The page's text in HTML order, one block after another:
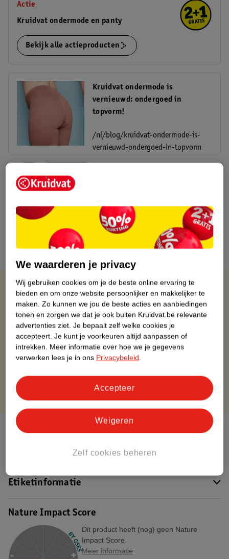
Actie
Kruidvat ondermode en panty
Bekijk alle actieproducten
Kruidvat ondermode is
vernieuwd: ondergoed in
topvorm!
/nl/blog/kruidvat-ondermode-is-
vernieuwd-ondergoed-in-topvorm
Wil je perfecte statement brows?
Ontdek ons stappenplan en onze
tips en maak jouw perfecte
Kruidvat is altijd voordelig
Gratis ophalen in de winkel
Op werkdagen voor 22:00 uur besteld, volgende dag in huis
Gratis thuisbezorgd vanaf 50.00
Gratis retourneren binnen 30 dagen
Gratis punten met je Kruidvat kaart
Over dit product
Productinformatie
Etiketinformatie
Nature Impact Score
Dit product heeft (nog) geen Nature
Impact Score.
Meer informatie
We waarderen je privacy
Wij gebruiken cookies om je de beste online ervaring te
bieden en om onze website persoonlijker en makkelijker te
maken. Zo kunnen we jou de beste acties en aanbiedingen
tonen en zorgen we dat je ook buiten Kruidvat.be relevante
advertenties ziet. Je bepaalt zelf welke cookies je
accepteert. Je kunt je voorkeuren altijd aanpassen of
intrekken. Meer informatie over hoe we je gegevens
verwerken lees je in ons Privacybeleid.
Zelf cookies beheren
Weigeren
Accepteer